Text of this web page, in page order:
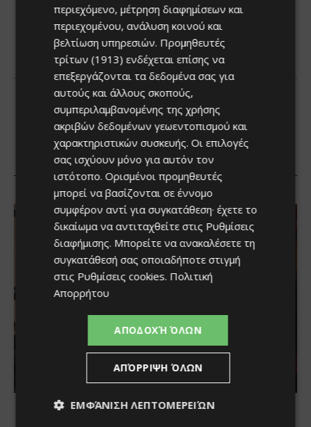
περιεχόμενο, μέτρηση διαφημίσεων και
περιεχομένου, ανάλυση κοινού και
βελτίωση υπηρεσιών. Προμηθευτές
τρίτων (1913) ενδέχεται επίσης να
επεξεργάζονται τα δεδομένα σας για
αυτούς και άλλους σκοπούς,
συμπεριλαμβανομένης της χρήσης
ακριβών δεδομένων γεωεντοπισμού και
χαρακτηριστικών συσκευής. Οι επιλογές
σας ισχύουν μόνο για αυτόν τον
ιστότοπο. Ορισμένοι προμηθευτές
μπορεί να βασίζονται σε έννομο
συμφέρον αντί για συγκατάθεση· έχετε το
δικαίωμα να αντιταχθείτε στις Ρυθμίσεις
διαφήμισης. Μπορείτε να ανακαλέσετε τη
συγκατάθεσή σας οποιαδήποτε στιγμή
στις Ρυθμίσεις cookies. Πολιτική
Απορρήτου
ΑΠΟΔΟΧΉ ΌΛΩΝ
ΑΠΌΡΡΙΨΗ ΌΛΩΝ
ΕΜΦΆΝΙΣΗ ΛΕΠΤΟΜΕΡΕΙΏΝ